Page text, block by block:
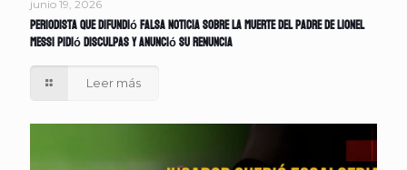
junio 19, 2026
Periodista que difundió falsa noticia sobre la muerte del padre de Lionel
Messi pidió disculpas y anunció su renuncia
Leer más